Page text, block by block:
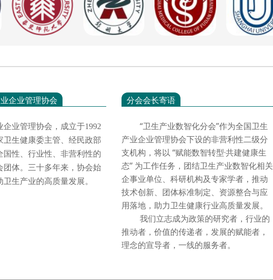
企业管理协会
企业管理协会，成立于1992
卫生健康委主管、经民政部
国性、行业性、非营利性的
团体。三十多年来，协会始
生产业的高质量发展。
分会会长寄语
“卫生产业数智化分会”作为全国卫生
产业企业管理协会下设的非营利性二级分
支机构，将以 “赋能数智转型·共建健康生
态” 为工作任务，团结卫生产业数智化相关
企事业单位、科研机构及专家学者，推动
技术创新、团体标准制定、资源整合与应
用落地，助力卫生健康行业高质量发展。
我们立志成为政策的研究者，行业的
推动者，价值的传递者，发展的赋能者，
理念的宣导者，一线的服务者。